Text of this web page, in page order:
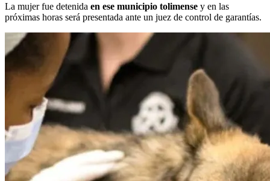
La mujer fue detenida en ese municipio tolimense y en las
próximas horas será presentada ante un juez de control de garantías.